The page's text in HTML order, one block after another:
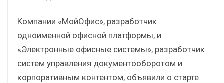
Компании «МойОфис», разработчик
одноименной офисной платформы, и
«Электронные офисные системы», разработчик
систем управления документооборотом и
корпоративным контентом, объявили о старте